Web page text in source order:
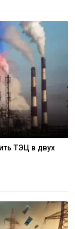
ТЭЦ в двух